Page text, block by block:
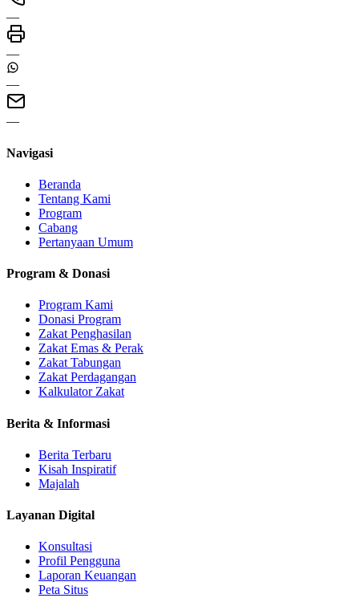
—
—
—
—
Navigasi
Beranda
Tentang Kami
Program
Cabang
Pertanyaan Umum
Program & Donasi
Program Kami
Donasi Program
Zakat Penghasilan
Zakat Emas & Perak
Zakat Tabungan
Zakat Perdagangan
Kalkulator Zakat
Berita & Informasi
Berita Terbaru
Kisah Inspiratif
Majalah
Layanan Digital
Konsultasi
Profil Pengguna
Laporan Keuangan
Peta Situs